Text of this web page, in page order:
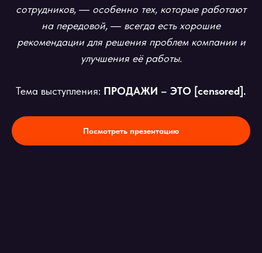
сотрудников, ― особенно тех, которые работают
на передовой, ― всегда есть хорошие
рекомендации для решения проблем компании и
улучшения её работы.
Тема выступления: ПРОДАЖИ – ЭТО [censored].
Посмотреть презентацию